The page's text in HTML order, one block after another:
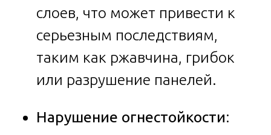
слоев, что может привести к
серьезным последствиям,
таким как ржавчина, грибок
или разрушение панелей.
Нарушение огнестойкости: